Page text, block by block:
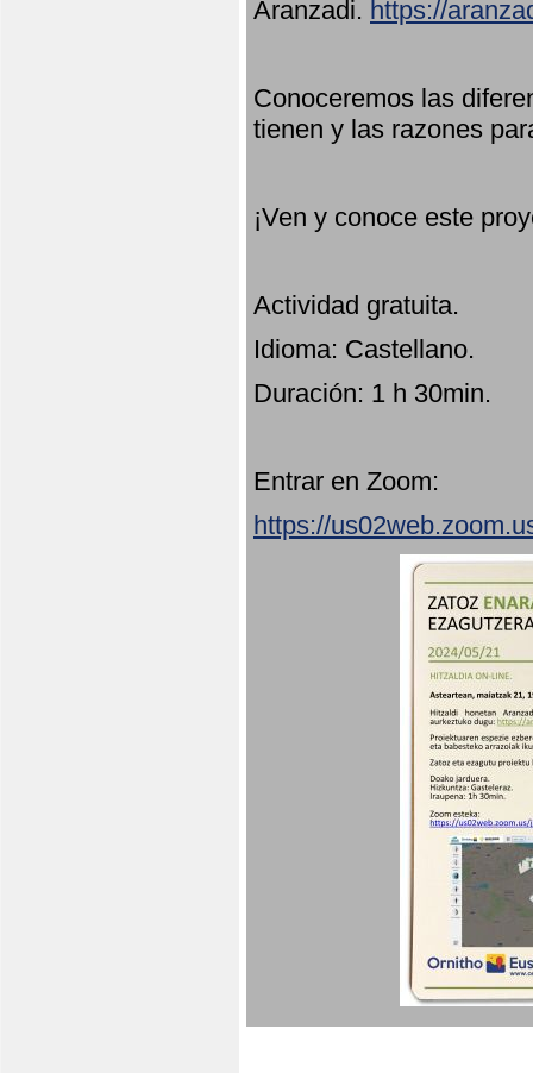
Aranzadi. https://
Conoceremos las
tienen y las razones
¡Ven y conoce este
Actividad gratuita.
Idioma: Castellano.
Duración: 1 h 30min.
Entrar en Zoom:
https://